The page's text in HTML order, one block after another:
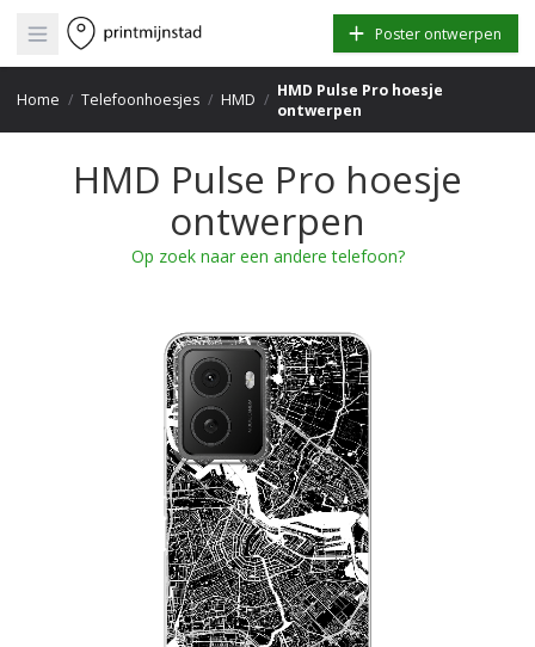
Open main menu Poster ontwerpen
Home / Telefoonhoesjes / HMD / HMD Pulse Pro hoesje
ontwerpen
HMD Pulse Pro hoesje
ontwerpen
Op zoek naar een andere telefoon?